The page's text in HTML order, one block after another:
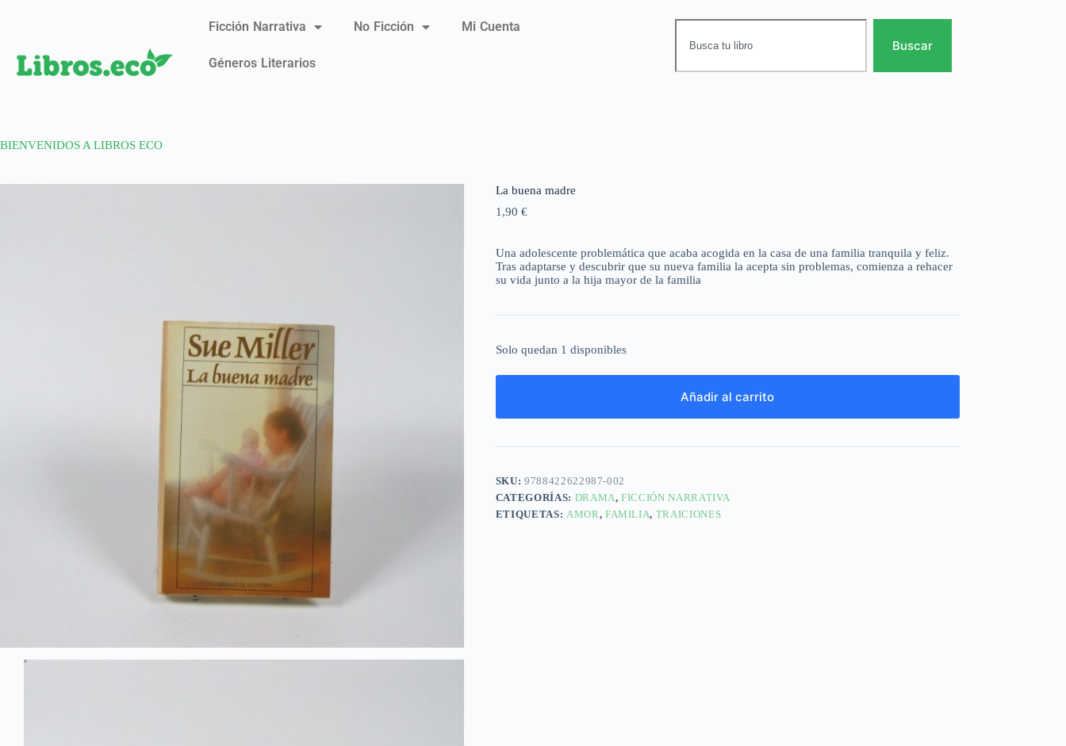
Ficción Narrativa No Ficción Mi Cuenta
Géneros Literarios
Buscar
BIENVENIDOS A LIBROS ECO
La buena madre
1,90 €
Una adolescente problemática que acaba acogida en la casa de una familia tranquila y feliz.
Tras adaptarse y descubrir que su nueva familia la acepta sin problemas, comienza a rehacer
su vida junto a la hija mayor de la familia
Solo quedan 1 disponibles
Añadir al carrito
SKU:9788422622987-002
CATEGORÍAS: DRAMA,FICCIÓN NARRATIVA
ETIQUETAS: AMOR, FAMILIA, TRAICIONES